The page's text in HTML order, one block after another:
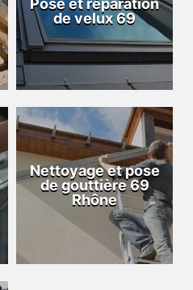
Pose et réparation
de velux 69
Nettoyage et pose
de gouttière 69
Rhône